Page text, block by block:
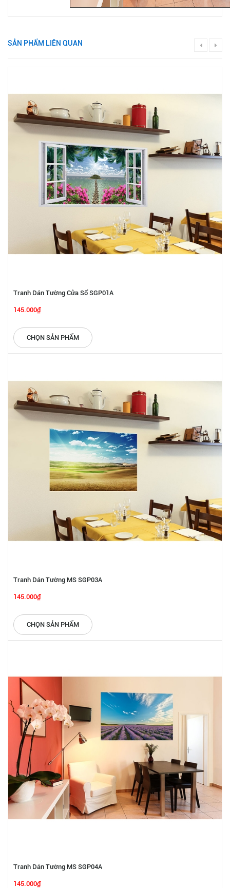
SẢN PHẨM LIÊN QUAN
Tranh Dán Tường Cửa Sổ SGP01A
145.000₫
CHỌN SẢN PHẨM
Tranh Dán Tường MS SGP03A
145.000₫
CHỌN SẢN PHẨM
Tranh Dán Tường MS SGP04A
145.000₫